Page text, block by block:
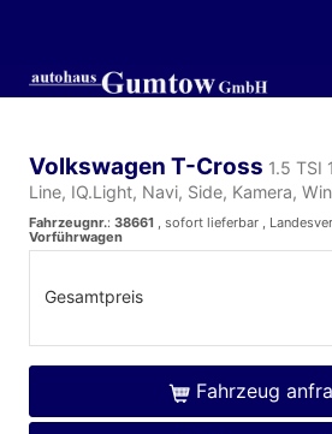
Volkswagen T-Cross 1.5 TSI
Line, IQ.Light, Navi, Side, Kamera,
Fahrzeugnr.: 38661 , sofort lieferbar ,
Vorführwagen
Gesamtpreis
Fahrzeug